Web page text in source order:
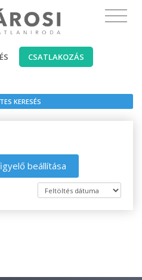
CSATLAKOZÁS
KERESÉS
beállítása